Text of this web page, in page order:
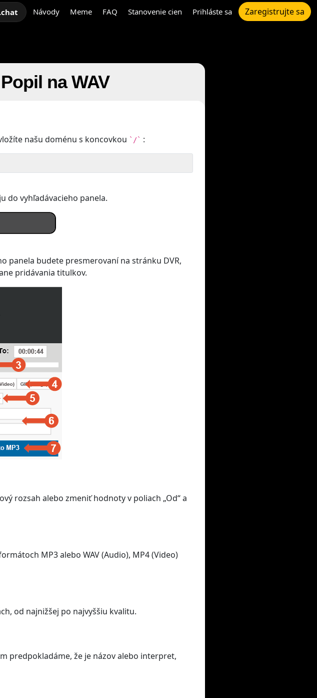
Návody Meme FAQ Stanovenie cien Prihláste sa Zaregistrujte sa
na WAV
našu doménu s koncovkou `/` :
do vyhľadávacieho panela.
panela budete presmerovaní na stránku DVR,
pridávania titulkov.
rozsah alebo zmeniť hodnoty v poliach „Od“ a
MP3 alebo WAV (Audio), MP4 (Video)
od najnižšej po najvyššiu kvalitu.
predpokladáme, že je názov alebo interpret,